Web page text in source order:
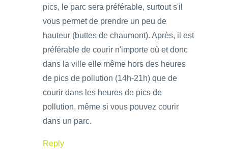
pics, le parc sera préférable, surtout s'il
vous permet de prendre un peu de
hauteur (buttes de chaumont). Après, il est
préférable de courir n'importe où et donc
dans la ville elle même hors des heures
de pics de pollution (14h-21h) que de
courir dans les heures de pics de
pollution, même si vous pouvez courir
dans un parc.
Reply